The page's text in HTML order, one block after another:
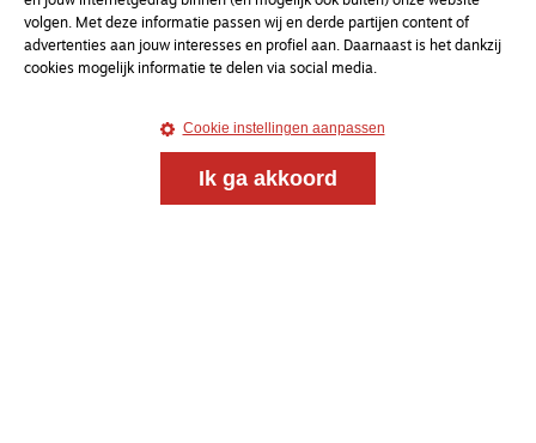
volgen. Met deze informatie passen wij en derde partijen content of
advertenties aan jouw interesses en profiel aan. Daarnaast is het dankzij
cookies mogelijk informatie te delen via social media.
Cookie instellingen aanpassen
Ik ga akkoord